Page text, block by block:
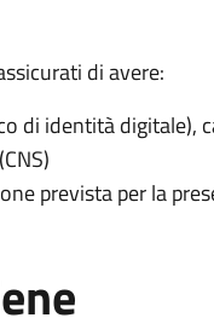
di avere:
di identità digitale),
prevista per la